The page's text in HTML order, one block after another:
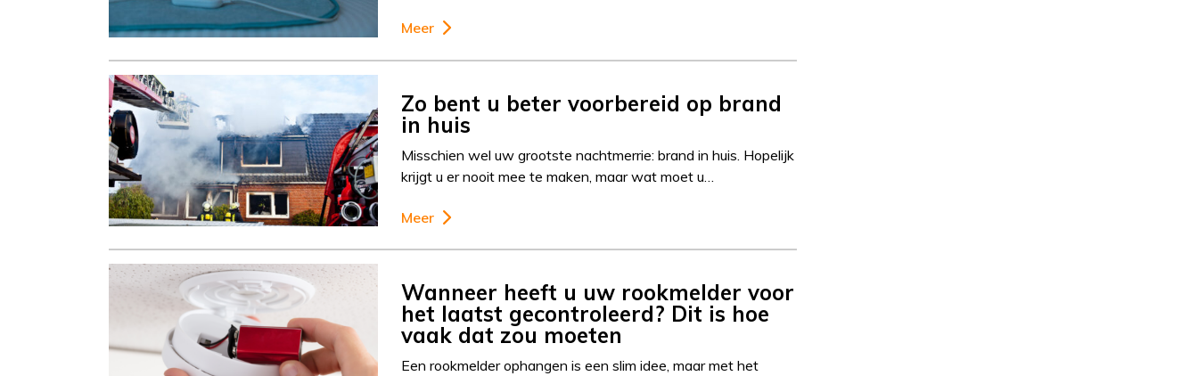
Meer
Zo bent u beter voorbereid op brand
in huis
Misschien wel uw grootste nachtmerrie: brand in huis. Hopelijk
krijgt u er nooit mee te maken, maar wat moet u…
Meer
Wanneer heeft u uw rookmelder voor
het laatst gecontroleerd? Dit is hoe
vaak dat zou moeten
Een rookmelder ophangen is een slim idee, maar met het